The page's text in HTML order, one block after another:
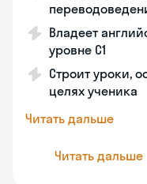
Владеет
уровне C1
Строит уроки,
целях ученика
Читать дальше
Читать дальше